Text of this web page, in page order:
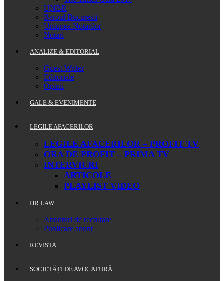
UNBR
Baroul Bucuresti
Uniunea Notarilor
Notari
ANALIZE & EDITORIAL
Guest Writer
Editoriale
Opinii
GALE & EVENIMENTE
LEGILE AFACERILOR
LEGILE AFACERILOR – PROFIT TV
ORA DE PROFIT – PRIMA TV
INTERVIURI
ARTICOLE
PLAYLIST VIDEO
HR LAW
Anunțuri de recrutare
Publicare anunț
REVISTA
SOCIETĂȚI DE AVOCATURĂ